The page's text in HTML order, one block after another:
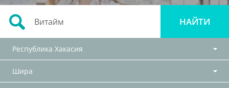
Республика Хакасия
Шира